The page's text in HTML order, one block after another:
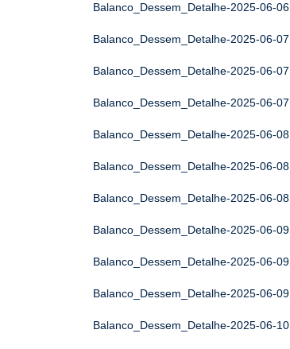
Balanco_Dessem_Detalhe-2025-06-06
Balanco_Dessem_Detalhe-2025-06-07
Balanco_Dessem_Detalhe-2025-06-07
Balanco_Dessem_Detalhe-2025-06-07
Balanco_Dessem_Detalhe-2025-06-08
Balanco_Dessem_Detalhe-2025-06-08
Balanco_Dessem_Detalhe-2025-06-08
Balanco_Dessem_Detalhe-2025-06-09
Balanco_Dessem_Detalhe-2025-06-09
Balanco_Dessem_Detalhe-2025-06-09
Balanco_Dessem_Detalhe-2025-06-10